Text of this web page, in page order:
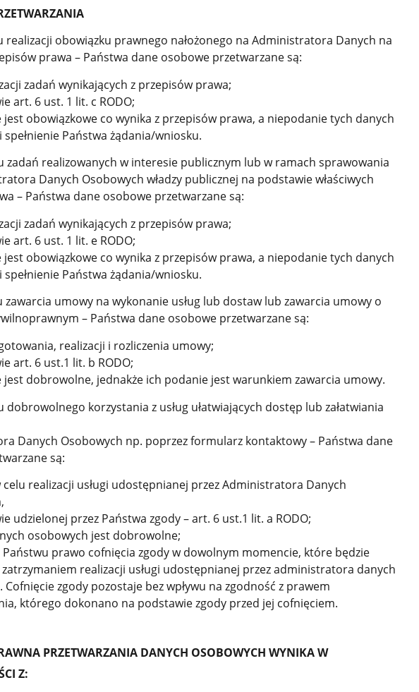
realizacji obowiązku prawnego nałożonego na Administratora Danych na
prawa – Państwa dane osobowe przetwarzane są:
zadań wynikających z przepisów prawa;
art. 6 ust. 1 lit. c RODO;
obowiązkowe co wynika z przepisów prawa, a niepodanie tych danych
Państwa żądania/wniosku.
zadań realizowanych w interesie publicznym lub w ramach sprawowania
Danych Osobowych władzy publicznej na podstawie właściwych
– Państwa dane osobowe przetwarzane są:
zadań wynikających z przepisów prawa;
art. 6 ust. 1 lit. e RODO;
obowiązkowe co wynika z przepisów prawa, a niepodanie tych danych
Państwa żądania/wniosku.
zawarcia umowy na wykonanie usług lub dostaw lub zawarcia umowy o
– Państwa dane osobowe przetwarzane są:
realizacji i rozliczenia umowy;
art. 6 ust.1 lit. b RODO;
jest dobrowolne, jednakże ich podanie jest warunkiem zawarcia umowy.
dobrowolnego korzystania z usług ułatwiających dostęp lub załatwiania
Danych Osobowych np. poprzez formularz kontaktowy – Państwa dane
są:
celu realizacji usługi udostępnianej przez Administratora Danych
udzielonej przez Państwa zgody – art. 6 ust.1 lit. a RODO;
osobowych jest dobrowolne;
Państwu prawo cofnięcia zgody w dowolnym momencie, które będzie
zatrzymaniem realizacji usługi udostępnianej przez administratora danych
Cofnięcie zgody pozostaje bez wpływu na zgodność z prawem
którego dokonano na podstawie zgody przed jej cofnięciem.
PRZETWARZANIA DANYCH OSOBOWYCH WYNIKA W
Z: